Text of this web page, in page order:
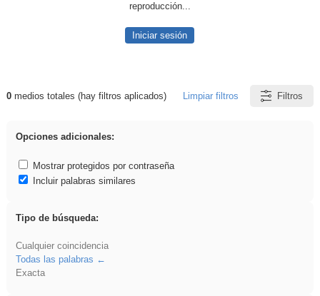
reproducción...
Iniciar sesión
Resultados de: rezo
0medios totales (hay filtros aplicados) Limpiar filtros Filtros
Opciones adicionales:
Mostrar protegidos por contraseña
Incluir palabras similares
Tipo de búsqueda:
Cualquier coincidencia
Todas las palabras
Exacta